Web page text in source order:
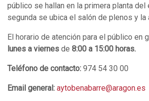
público se hallan en la primera planta del
segunda se ubica el salón de plenos y la
El horario de atención para el público en
lunes a viernes de 8:00 a 15:00 horas.
Teléfono de contacto: 974 54 30 00
Email general: aytobenabarre@aragon.es